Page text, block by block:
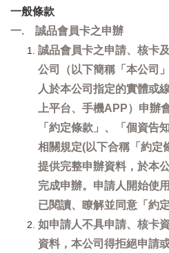
一般條款
一. 誠品會員卡之申辦
誠品會員卡之申請、核卡
公司（以下簡稱「本公司
人於本公司指定的實體或
上平台、手機APP）申辦
「約定條款」、「個資告
相關規定(以下合稱「約定
提供完整申辦資料，於本
完成申辦。申請人開始使
已閱讀、瞭解並同意「約
如申請人不具申請、核卡
資料，本公司得拒絕申請